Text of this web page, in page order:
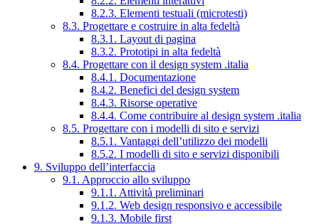
8.2.3. Elementi testuali (microtesti)
8.3. Progettare e costruire in alta fedeltà
8.3.1. Layout di pagina
8.3.2. Prototipi in alta fedeltà
8.4. Progettare con il design system .italia
8.4.1. Documentazione
8.4.2. Benefici del design system
8.4.3. Risorse operative
8.4.4. Come contribuire al design system .italia
8.5. Progettare con i modelli di sito e servizi
8.5.1. Vantaggi dell’utilizzo dei modelli
8.5.2. I modelli di sito e servizi disponibili
9. Sviluppo dell’interfaccia
9.1. Approccio allo sviluppo
9.1.1. Attività preliminari
9.1.2. Web design responsivo e accessibile
9.1.3. Mobile first